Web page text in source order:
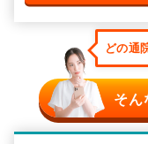
どの通
そん